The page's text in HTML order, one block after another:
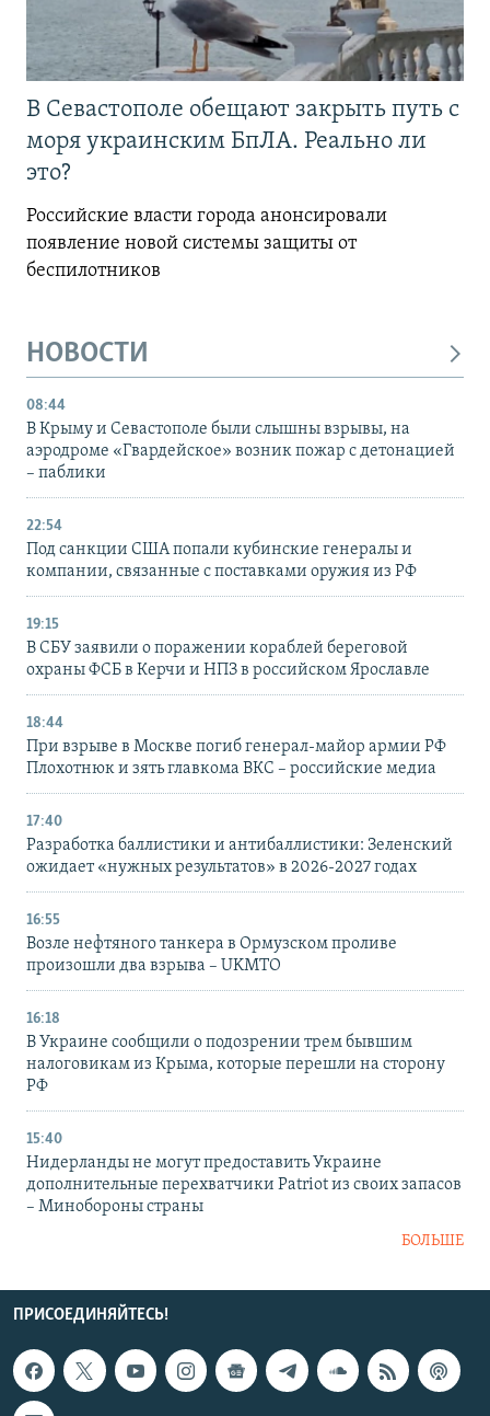
В Севастополе обещают закрыть путь с
моря украинским БпЛА. Реально ли
это?
Российские власти города анонсировали
появление новой системы защиты от
беспилотников
НОВОСТИ
08:44
В Крыму и Севастополе были слышны взрывы, на
аэродроме «Гвардейское» возник пожар с детонацией
– паблики
22:54
Под санкции США попали кубинские генералы и
компании, связанные с поставками оружия из РФ
19:15
В СБУ заявили о поражении кораблей береговой
охраны ФСБ в Керчи и НПЗ в российском Ярославле
18:44
При взрыве в Москве погиб генерал-майор армии РФ
Плохотнюк и зять главкома ВКС – российские медиа
17:40
Разработка баллистики и антибаллистики: Зеленский
ожидает «нужных результатов» в 2026-2027 годах
16:55
Возле нефтяного танкера в Ормузском проливе
произошли два взрыва – UKMTO
16:18
В Украине сообщили о подозрении трем бывшим
налоговикам из Крыма, которые перешли на сторону
РФ
15:40
Нидерланды не могут предоставить Украине
дополнительные перехватчики Patriot из своих запасов
– Минобороны страны
БОЛЬШЕ
ПРИСОЕДИНЯЙТЕСЬ!